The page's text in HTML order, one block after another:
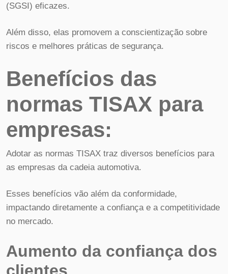
(SGSI) eficazes.
Além disso, elas promovem a conscientização sobre
riscos e melhores práticas de segurança.
Benefícios das
normas TISAX para
empresas:
Adotar as normas TISAX traz diversos benefícios para
as empresas da cadeia automotiva.
Esses benefícios vão além da conformidade,
impactando diretamente a confiança e a competitividade
no mercado.
Aumento da confiança dos
clientes